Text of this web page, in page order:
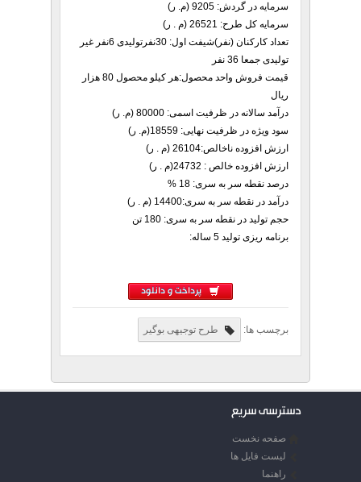
سرمایه در گردش: 9205 (م. ر)
سرمایه کل طرح: 26521 (م . ر)
تعداد کارکنان (نفر)شیفت اول: 30نفرتولیدی 6نفر غیر
تولیدی جمعا 36 نفر
قیمت فروش واحد محصول:هر کیلو محصول 80 هزار
ریال
درآمد سالانه در ظرفیت اسمی: 80000 (م. ر)
سود ویژه در ظرفیت نهایی: 18559(م. ر)
ارزش افزوده ناخالص:26104 (م . ر)
ارزش افزوده خالص : 24732(م . ر)
درصد نقطه سر به سری: 18 %
درآمد در نقطه سر به سری:14400 (م . ر)
حجم تولید در نقطه سر به سری: 180 تن
برنامه ریزی تولید 5 ساله:
پرداخت و دانلود
برچسب ها: طرح توجیهی بوگیر
دسترسی سریع
صفحه نخست
لیست فایل ها
راهنما